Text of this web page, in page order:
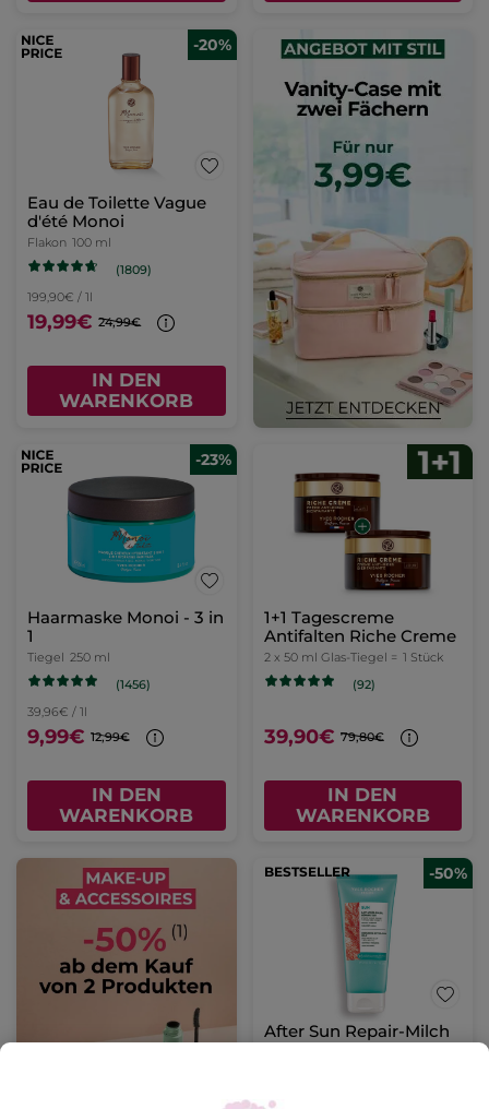
-20%
Eau de Toilette Vague
d'été Monoi
Flakon 100 ml
(1809)
199,90€ / 1l
19,99€ 24,99€
IN DEN
WARENKORB
-23%
Haarmaske Monoi - 3 in
1
Tiegel 250 ml
(1456)
39,96€ / 1l
9,99€ 12,99€
IN DEN
WARENKORB
1+1 Tagescreme
Antifalten Riche Creme
2 x 50 ml Glas-Tiegel = 1 Stück
(92)
39,90€ 79,80€
IN DEN
WARENKORB
BESTSELLER -50%
After Sun Repair-Milch